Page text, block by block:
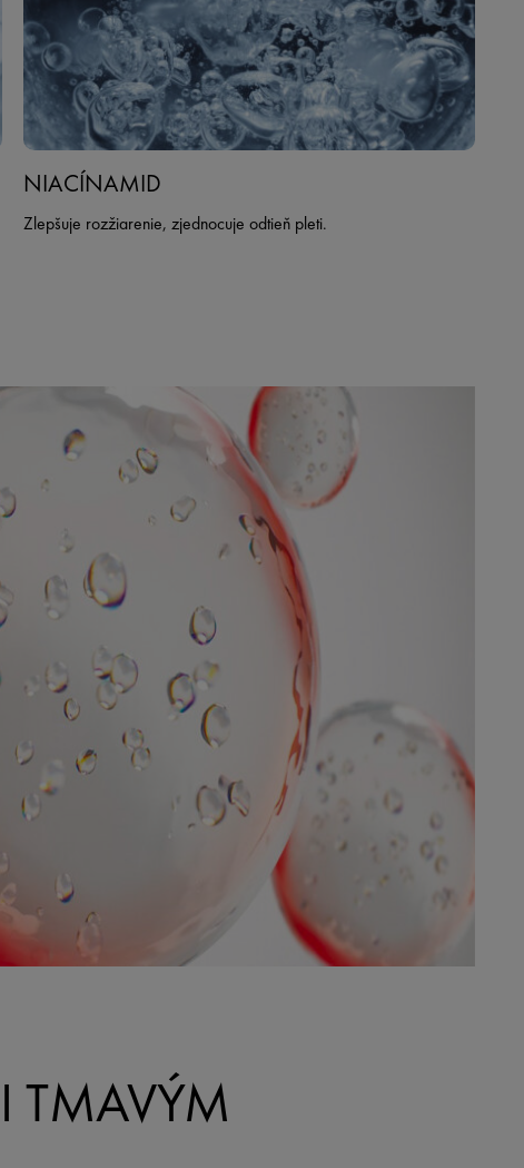
NIACÍNAMID
Zlepšuje rozžiarenie, zjednocuje odtieň pleti.
TMAVÝM